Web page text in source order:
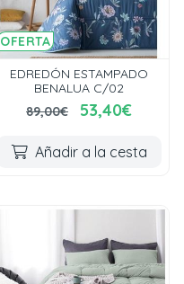
OFERTA
EDREDÓN ESTAMPADO
BENALUA C/02
89,00€
53,40€
Añadir a la cesta